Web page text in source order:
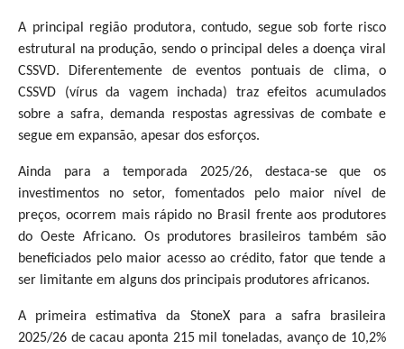
A principal região produtora, contudo, segue sob forte risco
estrutural na produção, sendo o principal deles a doença viral
CSSVD. Diferentemente de eventos pontuais de clima, o
CSSVD (vírus da vagem inchada) traz efeitos acumulados
sobre a safra, demanda respostas agressivas de combate e
segue em expansão, apesar dos esforços.
Ainda para a temporada 2025/26, destaca-se que os
investimentos no setor, fomentados pelo maior nível de
preços, ocorrem mais rápido no Brasil frente aos produtores
do Oeste Africano. Os produtores brasileiros também são
beneficiados pelo maior acesso ao crédito, fator que tende a
ser limitante em alguns dos principais produtores africanos.
A primeira estimativa da StoneX para a safra brasileira
2025/26 de cacau aponta 215 mil toneladas, avanço de 10,2%